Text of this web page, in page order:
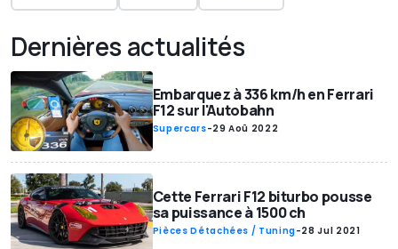
Dernières actualités
Embarquez à 336 km/h en Ferrari
F12 sur l'Autobahn
Supercars-29 Aoû 2022
Cette Ferrari F12 biturbo pousse
sa puissance à 1500 ch
Pièces Détachées / Tuning-28 Jul 2021